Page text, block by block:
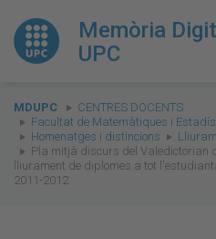
Memòria
UPC
You
are
here:
MDUPC
CENTRES DOCENTS
Facultat de Matemàtiques i
Homenatges i distincions
Pla mitjà discurs del Valedictorian
lliurament de diplomes a tot
2011-2012